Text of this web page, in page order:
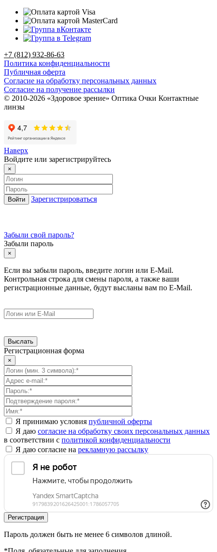
+7 (812) 932-86-63
Политика конфиденциальности
Публичная оферта
Согласие на обработку персональных данных
Согласие на получение рассылки
© 2010-2026 «Здоровое зрение» Оптика Очки Контактные
линзы
Наверх
Войдите или зарегистрируйтесь
×
Зарегистрироваться
Забыли свой пароль?
Забыли пароль
×
Если вы забыли пароль, введите логин или E-Mail.
Контрольная строка для смены пароля, а также ваши
регистрационные данные, будут высланы вам по E-Mail.
Регистрационная форма
×
Я принимаю условия публичной оферты
Я даю согласие на обработку своих персональных данных
в соответствии с политикой конфиденциальности
Я даю согласие на рекламную рассылку
Пароль должен быть не менее 6 символов длиной.